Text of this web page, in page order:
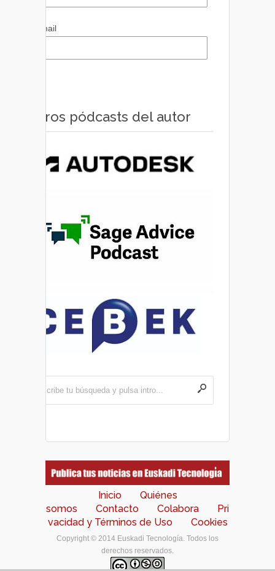
Email
Otros pódcasts del autor
Inicio
Quiénes
somos
Contacto Colabora
Pri
vacidad y Términos de Uso
Cookies
Copyright © 2014 Euskadi Tecnología. Todos los
derechos reservados.